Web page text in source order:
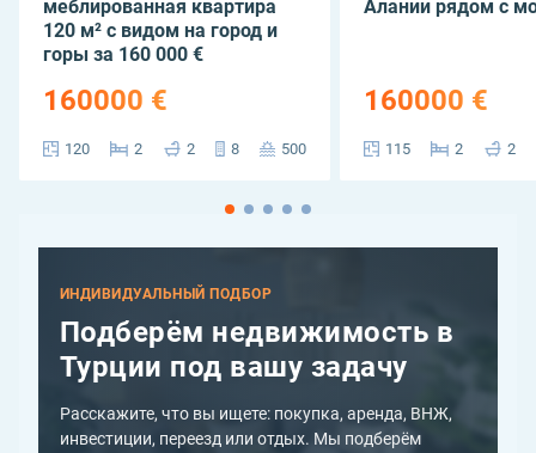
меблированная квартира
120 м² с видом на город и
горы за 160 000 €
160000 €
120 2 2 8 500
Алании рядом с
160000 €
115 2 2
ИНДИВИДУАЛЬНЫЙ ПОДБОР
Подберём недвижимость в
Турции под вашу задачу
Расскажите, что вы ищете: покупка, аренда, ВНЖ,
инвестиции, переезд или отдых. Мы подберём